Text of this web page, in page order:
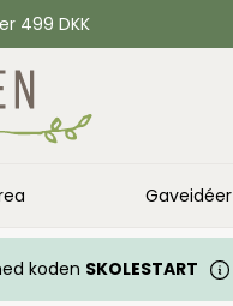
499 DKK
Gaveidéer
koden SKOLESTART